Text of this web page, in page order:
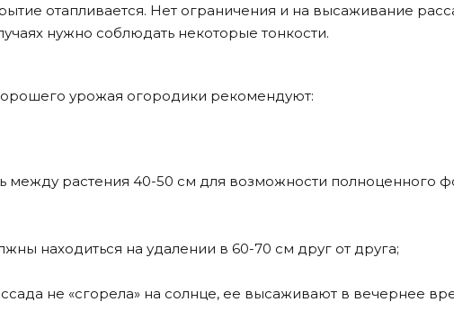
отапливается. Нет ограничения и на высаживание
нужно соблюдать некоторые тонкости.
урожая огородики рекомендуют:
между растения 40-50 см для возможности полноценного
находиться на удалении в 60-70 см друг от друга;
не «сгорела» на солнце, ее высаживают в вечернее